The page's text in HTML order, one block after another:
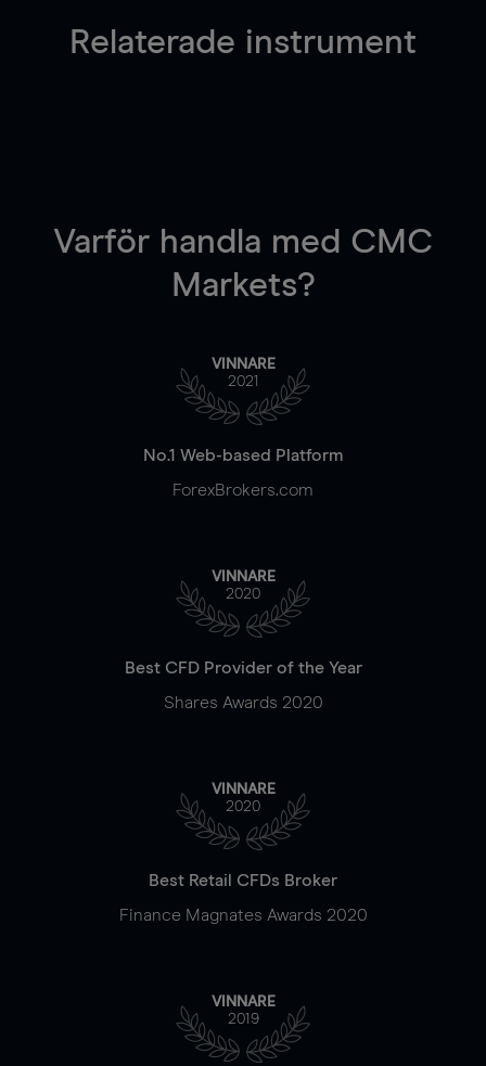
Relaterade instrument
Varför handla med CMC
Markets?
VINNARE
2021
No.1 Web-based Platform
ForexBrokers.com
VINNARE
2020
Best CFD Provider of the Year
Shares Awards 2020
VINNARE
2020
Best Retail CFDs Broker
Finance Magnates Awards 2020
VINNARE
2019